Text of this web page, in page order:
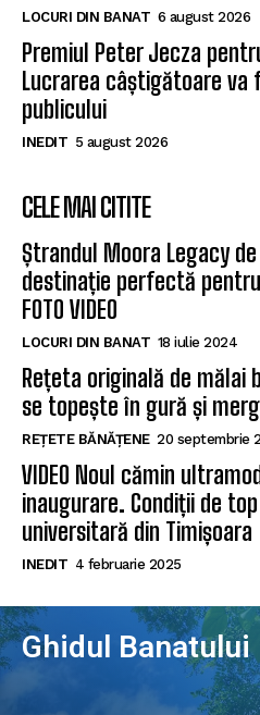
LOCURI DIN BANAT 6 august 2026
Premiul Peter Jecza
Lucrarea câștigătoare va
publicului
INEDIT 5 august 2026
CELE MAI CITITE
Ștrandul Moora Legacy
destinație perfectă
FOTO VIDEO
LOCURI DIN BANAT 18 iulie 2024
Rețeta originală de mălai
se topește în gură și
REȚETE BĂNĂȚENE 20 septembrie
VIDEO Noul cămin
inaugurare. Condiții de
universitară din Timișoara
INEDIT 4 februarie 2025
Ghidul Banatului